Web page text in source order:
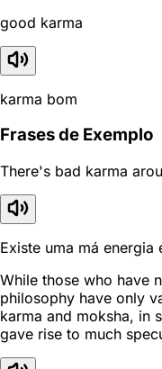
good karma
karma bom
Frases de Exemplo
There's bad karma
Existe uma má energia
While those who have
philosophy have only
karma and moksha, in
gave rise to much